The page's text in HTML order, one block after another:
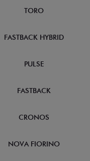
TORO
FASTBACK HYBRID
PULSE
FASTBACK
CRONOS
NOVA FIORINO